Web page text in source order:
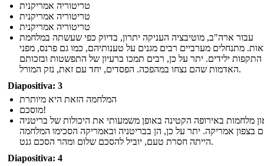
טריטוריה אמריקנית
טריטוריה אמריקנית
טריטוריה אמריקנית
עבור ארה"ב, מוטיבציה העניקה יתרון, בדיוק כפי שעשתה במלחמת
מתנחלים מערביים רבים מגנים על טענותיהם, כמו גם פרנס, מפני
התקפות ילידים. יתר על כן, רבים תמכו ברעיון של התפשטות ובזכותם
האדמות שהם נצחו במהפכה. הפסדים, יחד עם זאת, נזק המורל.
Diapositiva: 3
המלחמה הזאת היא מיותרת
מוסכם!
מלחמות באירופה הקטינה באופן משמעותי את היכולות של בריטניה
בצפון אמריקה. יתר על כן, הן בבריטניה ובאמריקה הסכימו המלחמה
הייתה חסרת טעם, יוביל להסכם שלום ומהר הסכם גנט.
Diapositiva: 4